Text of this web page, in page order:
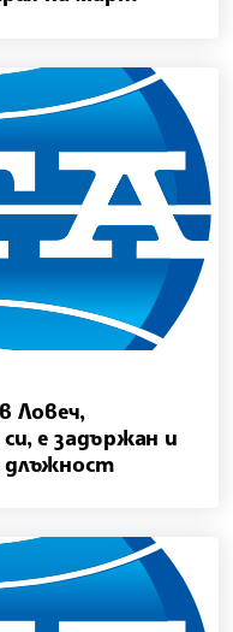
Ловеч,
е задържан и